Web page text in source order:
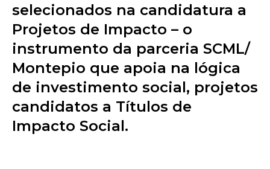
selecionados na candidatura a
Projetos de Impacto – o
instrumento da parceria SCML/
Montepio que apoia na lógica
de investimento social, projetos
candidatos a Títulos de
Impacto Social.